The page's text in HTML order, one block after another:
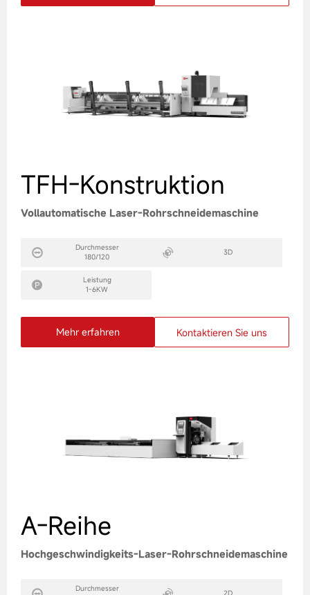
TFH-Konstruktion
Vollautomatische Laser-Rohrschneidemaschine
Durchmesser
180/120
3D
Leistung
1-6KW
Mehr erfahren Kontaktieren Sie uns
A-Reihe
Hochgeschwindigkeits-Laser-Rohrschneidemaschine
Durchmesser